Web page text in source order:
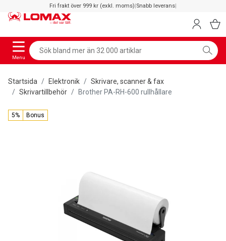
Fri frakt över 999 kr (exkl. moms)|Snabb leverans|
Menu
Startsida Elektronik
Skrivare, scanner & fax
Skrivartillbehör
Brother PA-RH-600 rullhållare
5% Bonus